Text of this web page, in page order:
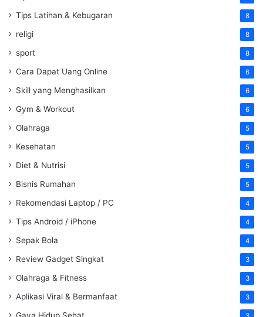
Tips Latihan & Kebugaran 8
religi 8
sport 8
Cara Dapat Uang Online 6
Skill yang Menghasilkan 6
Gym & Workout 6
Olahraga 5
Kesehatan 5
Diet & Nutrisi 5
Bisnis Rumahan 5
Rekomendasi Laptop / PC 4
Tips Android / iPhone 4
Sepak Bola 4
Review Gadget Singkat 3
Olahraga & Fitness 3
Aplikasi Viral & Bermanfaat 3